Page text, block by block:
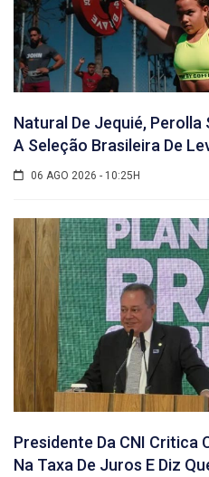
Natural De Jequié, Perolla
A Seleção Brasileira De
06 AGO 2026 - 10:25H
Presidente Da CNI Critica
Na Taxa De Juros E Diz